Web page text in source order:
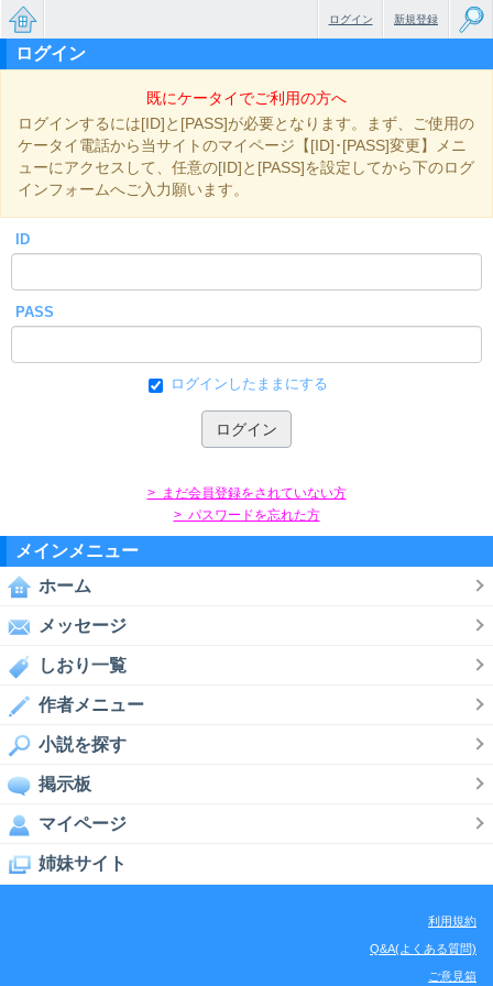
無料で
っと大
小説
新規登録
ログイン
ログイン
既にケータイでご利用の方へ
ログインするには[ID]と[PASS]が必要となります。まず、ご使用の
ケータイ電話から当サイトのマイページ【[ID]･[PASS]変更】メニ
ューにアクセスして、任意の[ID]と[PASS]を設定してから下のログ
インフォームへご入力願います。
ID
PASS
ログインしたままにする
> まだ会員登録をされていない方
> パスワードを忘れた方
メインメニュー
ホーム
メッセージ
しおり一覧
作者メニュー
小説を探す
掲示板
マイページ
姉妹サイト
利用規約
Q&A(よくある質問)
ご意見箱